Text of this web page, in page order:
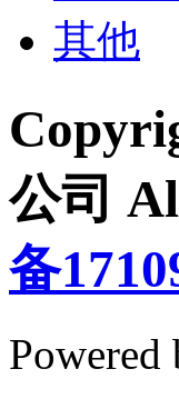
其他
公司
备
Powered